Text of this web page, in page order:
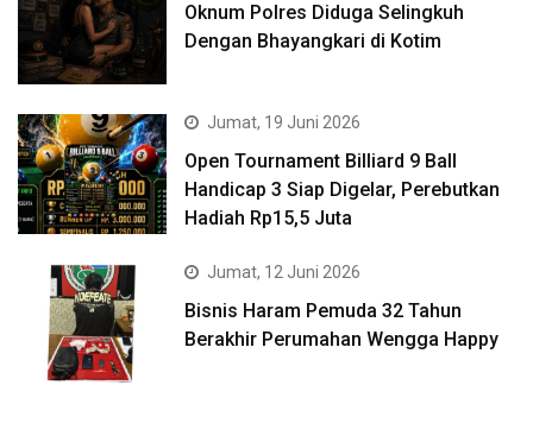
Oknum Polres Diduga Selingkuh
Dengan Bhayangkari di Kotim
Jumat, 19 Juni 2026
Open Tournament Billiard 9 Ball
Handicap 3 Siap Digelar, Perebutkan
Hadiah Rp15,5 Juta
Jumat, 12 Juni 2026
Bisnis Haram Pemuda 32 Tahun
Berakhir Perumahan Wengga Happy